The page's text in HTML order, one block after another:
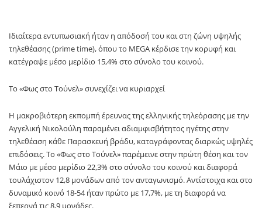
Ιδιαίτερα εντυπωσιακή ήταν η απόδοσή του και στη ζώνη υψηλής
τηλεθέασης (prime time), όπου το MEGA κέρδισε την κορυφή και
κατέγραψε μέσο μερίδιο 15,4% στο σύνολο του κοινού.
Το «Φως στο Τούνελ» συνεχίζει να κυριαρχεί
Η μακροβιότερη εκπομπή έρευνας της ελληνικής τηλεόρασης με την
Αγγελική Νικολούλη παραμένει αδιαμφισβήτητος ηγέτης στην
τηλεθέαση κάθε Παρασκευή βράδυ, καταγράφοντας διαρκώς υψηλές
επιδόσεις. Το «Φως στο Τούνελ» παρέμεινε στην πρώτη θέση και τον
Μάιο με μέσο μερίδιο 22,3% στο σύνολο του κοινού και διαφορά
τουλάχιστον 12,8 μονάδων από τον ανταγωνισμό. Αντίστοιχα και στο
δυναμικό κοινό 18-54 ήταν πρώτο με 17,7%, με τη διαφορά να
ξεπερνά τις 8,9 μονάδες.